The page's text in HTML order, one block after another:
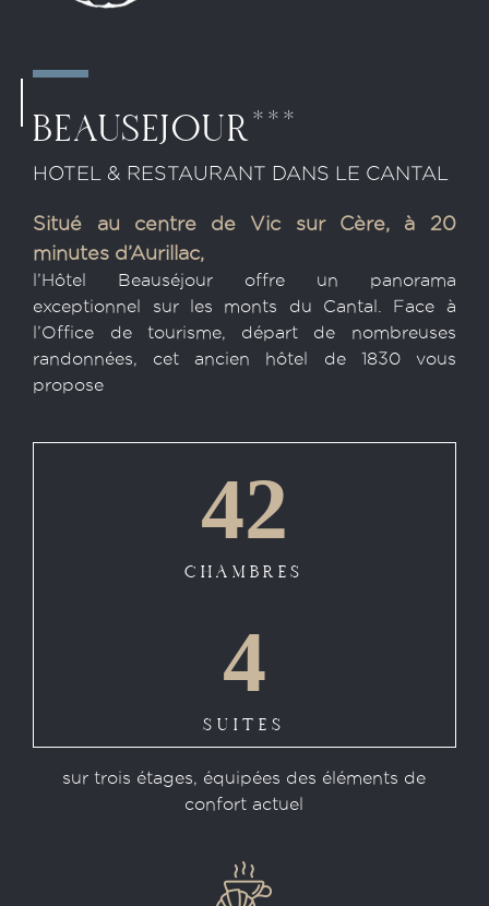
BEAUSEJOUR***
HOTEL & RESTAURANT DANS LE CANTAL
Situé au centre de Vic sur Cère, à 20
minutes d’Aurillac,
l’Hôtel Beauséjour offre un panorama
exceptionnel sur les monts du Cantal. Face à
l’Office de tourisme, départ de nombreuses
randonnées, cet ancien hôtel de 1830 vous
propose
42
CHAMBRES
4
SUITES
sur trois étages, équipées des éléments de
confort actuel